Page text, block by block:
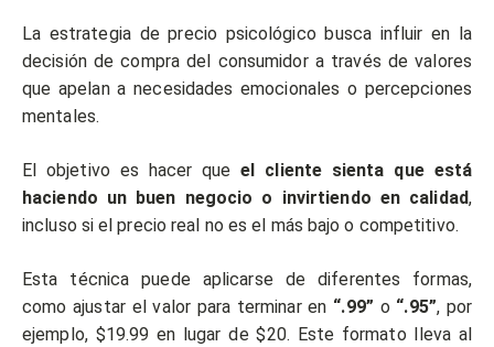
La estrategia de precio psicológico busca influir en la
decisión de compra del consumidor a través de valores
que apelan a necesidades emocionales o percepciones
mentales.
El objetivo es hacer queel cliente sienta que está
haciendo un buen negocio o invirtiendo en calidad,
incluso si el precio real no es el más bajo o competitivo.
Esta técnica puede aplicarse de diferentes formas,
como ajustar el valor para terminar en “.99” o “.95”, por
ejemplo, $19.99 en lugar de $20. Este formato lleva al